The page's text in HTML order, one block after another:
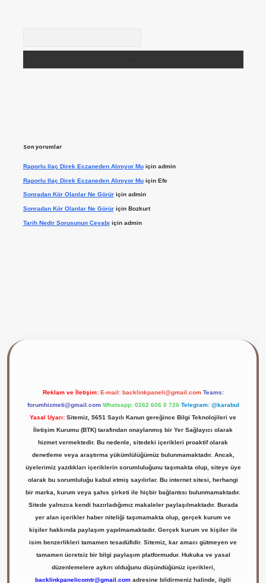
Son yorumlar
Raporlu Ilaç Direk Eczaneden Alınıyor Muiçin admin
Raporlu Ilaç Direk Eczaneden Alınıyor Muiçin Efe
Sonradan Kör Olanlar Ne Görüriçin admin
Sonradan Kör Olanlar Ne Görüriçin Bozkurt
Tarih Nedir Sorusunun Cevabı için admin
Reklam ve İletişim: E-mail: backlinkpaneli@gmail.com Teams:
forumhizmeti@gmail.com Whatsapp: 0262 606 0 726 Telegram: @karabul
Yasal Uyarı: Sitemiz, 5651 Sayılı Kanun gereğince Bilgi Teknolojileri ve
İletişim Kurumu (BTK) tarafından onaylanmış bir Yer Sağlayıcı olarak
hizmet vermektedir. Bu nedenle, sitedeki içerikleri proaktif olarak
denetleme veya araştırma yükümlülüğümüz bulunmamaktadır. Ancak,
üyelerimiz yazdıkları içeriklerin sorumluluğunu taşımakta olup, siteye üye
olarak bu sorumluluğu kabul etmiş sayılırlar. Bu internet sitesi, herhangi
bir marka, kurum veya şahıs şirketi ile hiçbir bağlantısı bulunmamaktadır.
Sitede yalnızca kendi hazırladığımız makaleler paylaşılmaktadır. Burada
yer alan içerikler haber niteliği taşımamakta olup, gerçek kurum ve
kişiler hakkında paylaşım yapılmamaktadır. Gerçek kurum ve kişiler ile
isim benzerlikleri tamamen tesadüfidir. Sitemiz, kar amacı gütmeyen ve
tamamen ücretsiz bir bilgi paylaşım platformudur. Hukuka ve yasal
düzenlemelere aykırı olduğunu düşündüğünüz içerikleri,
backlinkpanelicomtr@gmail.com adresine bildirmeniz halinde, ilgili